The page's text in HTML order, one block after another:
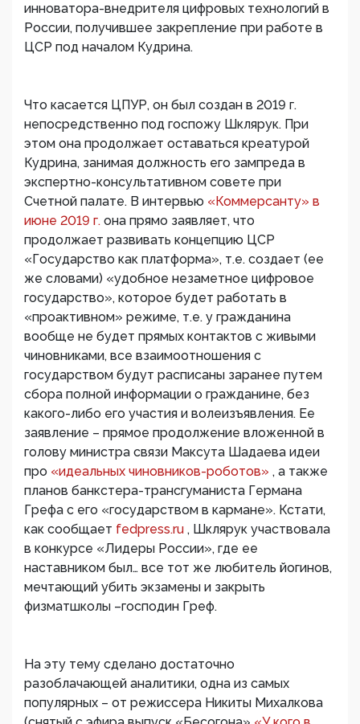
инноватора-внедрителя цифровых технологий в
России, получившее закрепление при работе в
ЦСР под началом Кудрина.
Что касается ЦПУР, он был создан в 2019 г.
непосредственно под госпожу Шклярук. При
этом она продолжает оставаться креатурой
Кудрина, занимая должность его зампреда в
экспертно-консультативном совете при
Счетной палате. В интервью «Коммерсанту» в
июне 2019 г. она прямо заявляет, что
продолжает развивать концепцию ЦСР
«Государство как платформа», т.е. создает (ее
же словами) «удобное незаметное цифровое
государство», которое будет работать в
«проактивном» режиме, т.е. у гражданина
вообще не будет прямых контактов с живыми
чиновниками, все взаимоотношения с
государством будут расписаны заранее путем
сбора полной информации о гражданине, без
какого-либо его участия и волеизъявления. Ее
заявление – прямое продолжение вложенной в
голову министра связи Максута Шадаева идеи
про «идеальных чиновников-роботов» , а также
планов банкстера-трансгуманиста Германа
Грефа с его «государством в кармане». Кстати,
как сообщает fedpress.ru , Шклярук участвовала
в конкурсе «Лидеры России», где ее
наставником был… все тот же любитель йогинов,
мечтающий убить экзамены и закрыть
физматшколы –господин Греф.
На эту тему сделано достаточно
разоблачающей аналитики, одна из самых
популярных – от режиссера Никиты Михалкова